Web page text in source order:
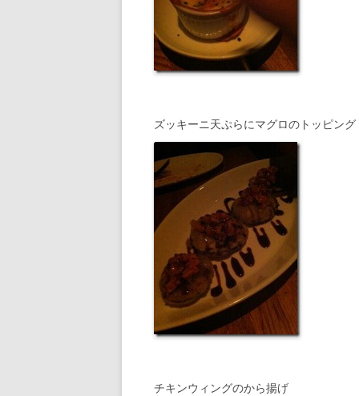
ズッキーニ天ぷらにマグロのトッピング
チキンウィングのから揚げ